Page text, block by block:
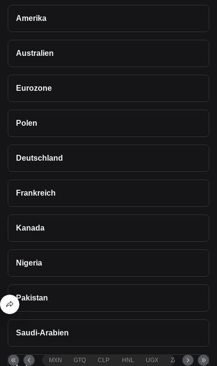
Amerika
Australien
Eurozone
Polen
Deutschland
Frankreich
Kanada
Nigeria
Pakistan
Saudi-Arabien
MXN GTQ CLP HNL UGX ZAR TND